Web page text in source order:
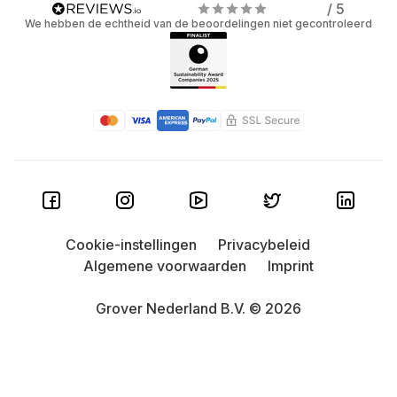
/ 5
We hebben de echtheid van de beoordelingen niet gecontroleerd
Grover Nederland B.V. © 2026
Cookie-instellingen
Privacybeleid
Algemene voorwaarden
Imprint